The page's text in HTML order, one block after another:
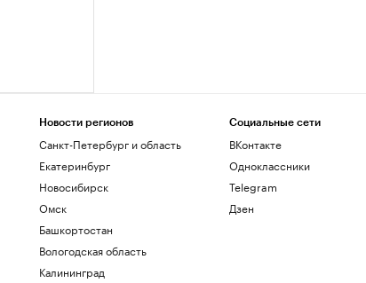
Новости регионов
Санкт-Петербург и область
Екатеринбург
Новосибирск
Омск
Башкортостан
Вологодская область
Калининград
Социальные сети
ВКонтакте
Одноклассники
Telegram
Дзен